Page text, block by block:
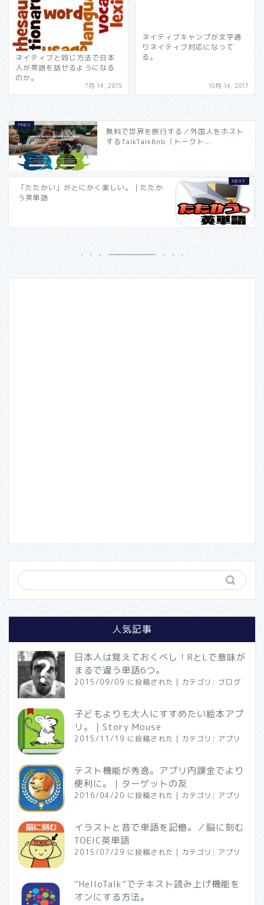
ネイティブと同じ方法で日本
人が英語を話せるようになる
のか。
7月 14, 2015
ネイティブキャンプが文字通
りネイティブ対応になって
る。
10月 14, 2017
無料で世界を旅行する／外国人をホスト
するTalkTalkBnb（トークト...
「たたかい」がとにかく楽しい。｜たたか
う英単語
人気記事
日本人は覚えておくべし！RとLで意味が
まるで違う単語6つ。
2015/09/09 に投稿された | カテゴリ: ブログ
子どもよりも大人にすすめたい絵本アプ
リ。｜Story Mouse
2015/11/19 に投稿された | カテゴリ: アプリ
テスト機能が秀逸。アプリ内課金でより
便利に。｜ターゲットの友
2016/04/20 に投稿された | カテゴリ: アプリ
イラストと音で単語を記憶。／脳に刻む
TOEIC英単語
2015/07/29 に投稿された | カテゴリ: アプリ
“HelloTalk”でテキスト読み上げ機能を
オンにする方法。